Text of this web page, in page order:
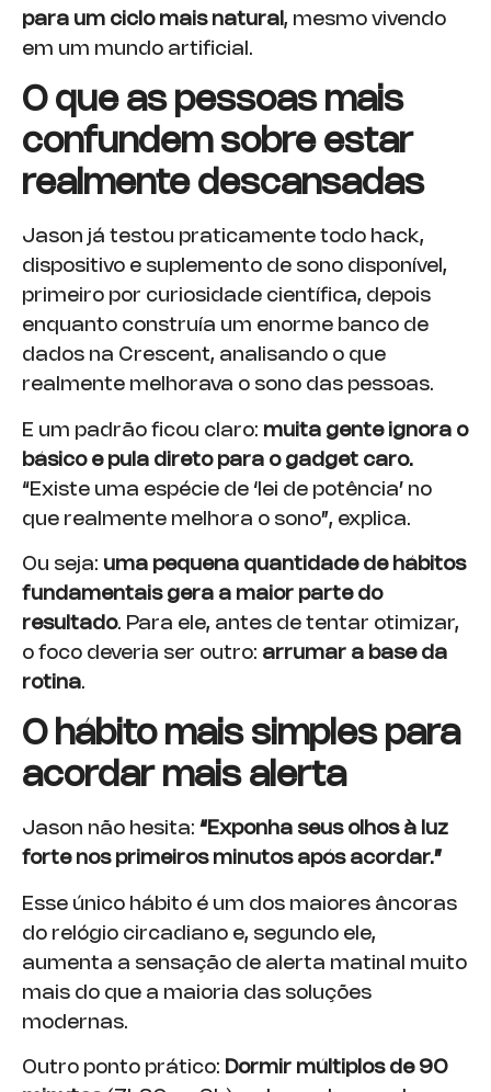
para um ciclo mais natural , mesmo vivendo
em um mundo artificial.
O que as pessoas mais
confundem sobre estar
realmente descansadas
Jason já testou praticamente todo hack,
dispositivo e suplemento de sono disponível,
primeiro por curiosidade científica, depois
enquanto construía um enorme banco de
dados na Crescent, analisando o que
realmente melhorava o sono das pessoas.
E um padrão ficou claro: muita gente ignora o
básico e pula direto para o gadget caro.
“Existe uma espécie de ‘lei de potência’ no
que realmente melhora o sono”, explica.
Ou seja: uma pequena quantidade de hábitos
fundamentais gera a maior parte do
resultado. Para ele, antes de tentar otimizar,
o foco deveria ser outro: arrumar a base da
rotina.
O hábito mais simples para
acordar mais alerta
Jason não hesita: “Exponha seus olhos à luz
forte nos primeiros minutos após acordar.”
Esse único hábito é um dos maiores âncoras
do relógio circadiano e, segundo ele,
aumenta a sensação de alerta matinal muito
mais do que a maioria das soluções
modernas.
Outro ponto prático: Dormir múltiplos de 90